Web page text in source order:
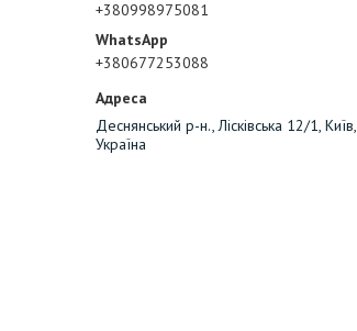
+380998975081
+380677253088
Деснянський р-н., Лісківська 12/1, Київ,
Україна